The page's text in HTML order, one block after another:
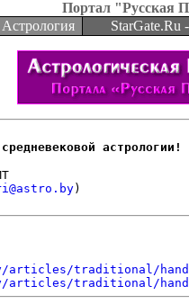
Портал "Русская
StarGate.Ru
астрологии!
articles/traditional/
articles/traditional/